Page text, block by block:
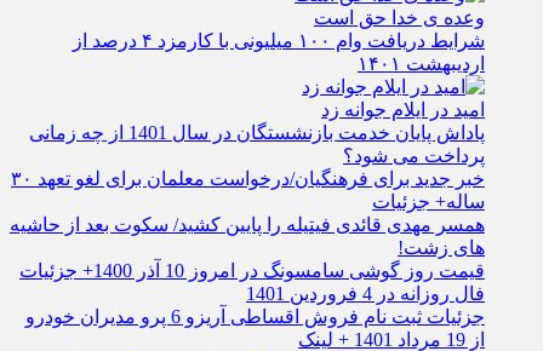
وعده ی خدا حق است
شرایط دریافت وام ۱۰۰ میلیونی با کارمزد ۴ درصد از
اردیبهشت ۱۴۰۱
امید در ایلام جوانه زد
پاداش پایان خدمت بازنشستگان در سال 1401 از چه زمانی
پرداخت می شود؟
خبر جدید برای فرهنگیان/درخواست معلمان برای لغو تعهد ۳۰
ساله+ جزئیات
همسر مهدی قائدی فیتیله را پایین کشید/ سکوت بعد از حاشیه
های زشت!
قیمت روز گوشی سامسونگ در امروز 10 آذر 1400+ جزئیات
فال روزانه در 4 فروردین 1401
جزئیات ثبت نام فروش اقساطی آریزو 6 پرو مدیران خودرو
از 19 مرداد 1401 + لینک